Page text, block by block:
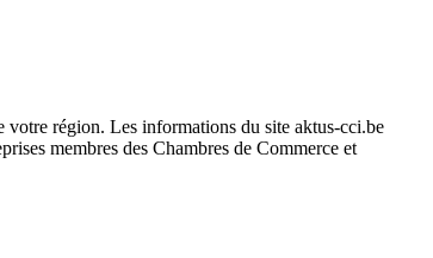
votre région. Les informations du site aktus-cci.be
membres des Chambres de Commerce et